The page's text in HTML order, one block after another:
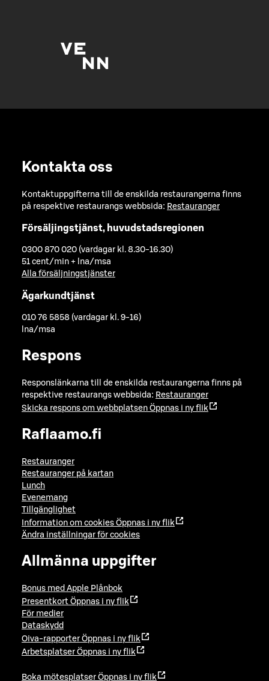
Kontakta oss
Kontaktuppgifterna till de enskilda restaurangerna finns
på respektive restaurangs webbsida: Restauranger
Försäljingstjänst, huvudstadsregionen
0300 870 020 (vardagar kl. 8.30-16.30)
51 cent/min + lna/msa
Alla försäljningstjänster
Ägarkundtjänst
010 76 5858 (vardagar kl. 9-16)
lna/msa
Respons
Responslänkarna till de enskilda restaurangerna finns på
respektive restaurangs webbsida: Restauranger
Skicka respons om webbplatsen Öppnas i ny flik
Raflaamo.fi
Restauranger
Restauranger på kartan
Lunch
Evenemang
Tillgänglighet
Information om cookies Öppnas i ny flik
Ändra inställningar för cookies
Allmänna uppgifter
Bonus med Apple Plånbok
Presentkort Öppnas i ny flik
För medier
Dataskydd
Oiva-rapporter Öppnas i ny flik
Arbetsplatser Öppnas i ny flik
Boka mötesplatser Öppnas i ny flik